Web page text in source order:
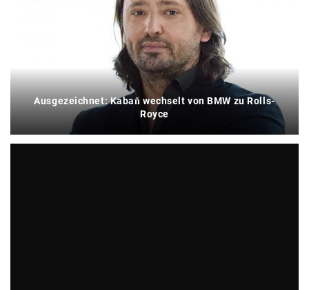
Ausgezeichnet: Kabaň wechselt von BMW zu Rolls-
Royce